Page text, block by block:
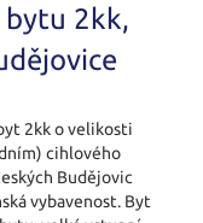
2kk,
2kk o velikosti
cihlového
Budějovic
vybavenost. Byt